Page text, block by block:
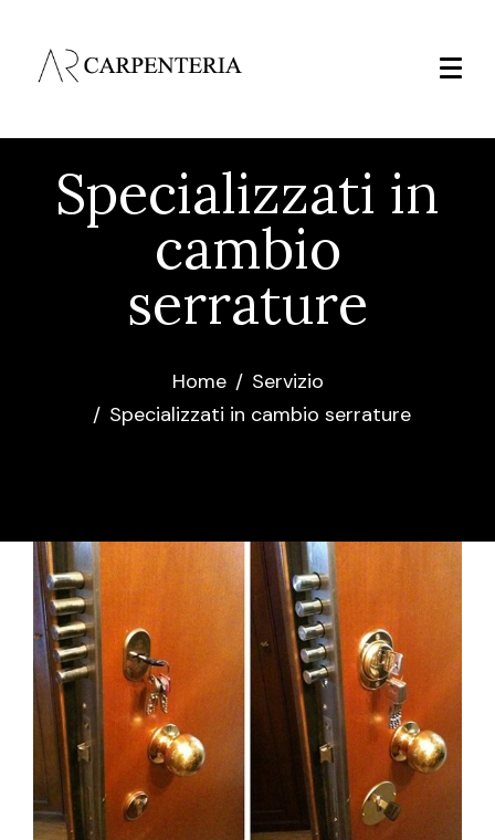
Specializzati in
cambio
serrature
Home
Servizio
Specializzati in cambio serrature